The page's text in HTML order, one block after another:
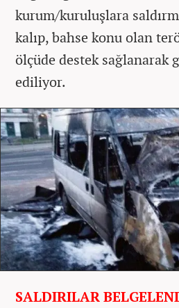
kurum/kuruluşlara
kalıp, bahse konu olan
ölçüde destek sağlanarak
ediliyor.
SALDIRILAR